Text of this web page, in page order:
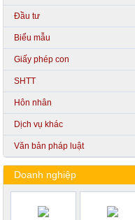
Đầu tư
Biểu mẫu
Giấy phép con
SHTT
Hôn nhân
Dịch vụ khác
Văn bản pháp luật
Doanh nghiệp